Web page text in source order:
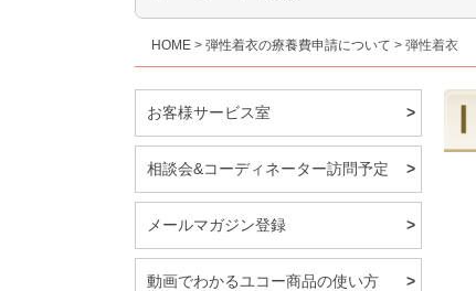
HOME 弾性着衣の療養費申請について 弾性着衣
お客様サービス室
相談会&コーディネーター訪問予定
メールマガジン登録
動画でわかるユコー商品の使い方